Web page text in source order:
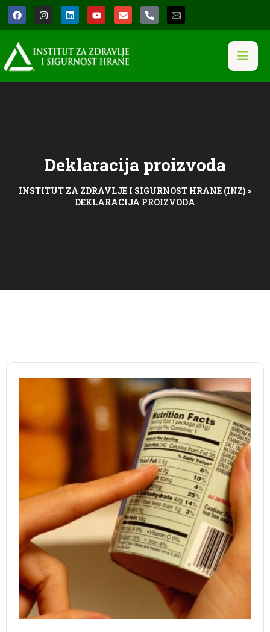
Deklaracija proizvoda
INSTITUT ZA ZDRAVLJE I SIGURNOST HRANE (INZ)>
DEKLARACIJA PROIZVODA